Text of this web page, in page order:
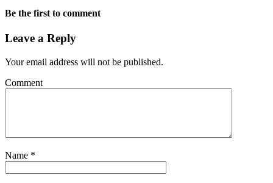
Be the first to comment
Leave a Reply
Your email address will not be published.
Comment
Name *